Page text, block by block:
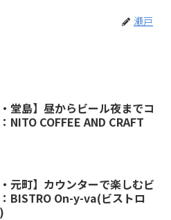
瀬戸
・堂島】昼からビール夜までコ
NITO COFFEE AND CRAFT
・元町】カウンターで楽しむビ
BISTRO On-y-va(ビストロ